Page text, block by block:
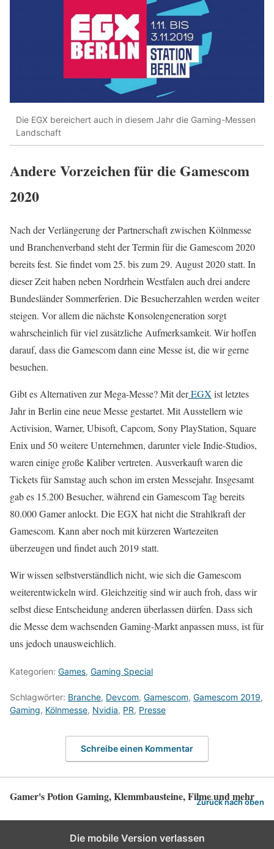
Die EGX bereichert auch in diesem Jahr die Gaming-Messen
Landschaft
Andere Vorzeichen für die Gamescom
2020
Nach der Verlängerung der Partnerschaft zwischen Kölnmesse
und Branchenverband steht der Termin für die Gamescom 2020
bereits fest. Sie findet vom 25. bis zum 29. August 2020 statt. In
dieser Zeit haben neben Nordrhein Westfalen auch drei andere
Bundesländer Sommerferien. Die Besucherzahlen werden weiter
steigen. Vor allem die nächste Konsolengeneration sorgt
wahrscheinlich für viel zusätzliche Aufmerksamkeit. Wir hoffen
darauf, dass die Gamescom dann eine Messe ist, die wir gerne
besuchen.
Gibt es Alternativen zur Mega-Messe? Mit derEGX ist letztes
Jahr in Berlin eine neue Messe gestartet. Mit Ausstellern wie
Activision, Warner, Ubisoft, Capcom, Sony PlayStation, Square
Enix und 50 weitere Unternehmen, darunter viele Indie-Studios,
waren einige große Kaliber vertreten. Ausverkauft waren die
Tickets für Samstag auch schon im ersten Messejahr. Insgesamt
gab es 15.200 Besucher, während ein Gamescom Tag bereits
80.000 Gamer anlockt. Die EGX hat nicht die Strahlkraft der
Gamescom. Kann aber noch mit kürzeren Wartezeiten
überzeugen und findet auch 2019 statt.
Wir wissen selbstverständlich nicht, wie sich die Gamescom
weiterentwickeln wird. Gleichzeitig sind wir auch froh, dass wir
selbst diese Entscheidung anderen überlassen dürfen. Dass sich
die Messe dem wachsenden Gaming-Markt anpassen muss, ist für
uns jedoch unausweichlich.
Kategorien: Games, Gaming Special
Schlagwörter: Branche, Devcom, Gamescom, Gamescom 2019,
Gaming, Kölnmesse, Nvidia, PR, Presse
Schreibe einen Kommentar
Gamer's Potion Gaming, Klemmbausteine, Filme und mehr
Zurück nach oben
Die mobile Version verlassen